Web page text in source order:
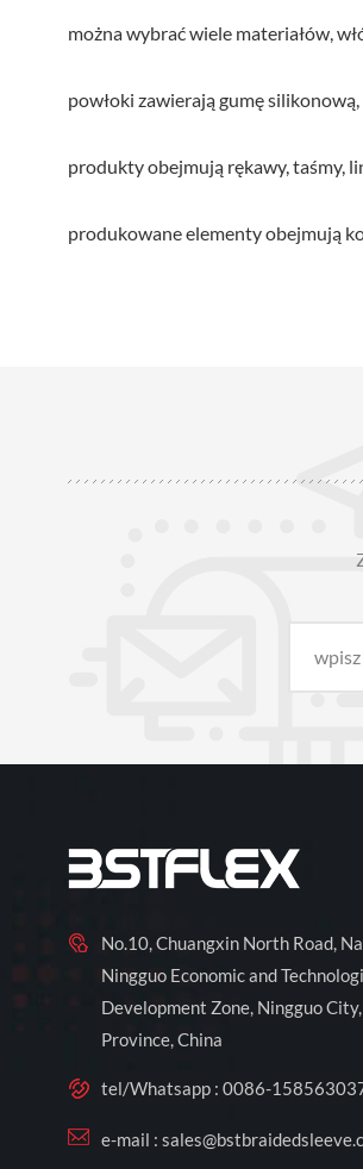
można wybrać wiele materiałów,
powłoki zawierają gumę
produkty obejmują rękawy, taśmy,
produkowane elementy obejmują
No.10, Chuangxin North Road,
Ningguo Economic and
Development Zone, Ningguo
Province, China
tel/Whatsapp : 0086-
e-mail :